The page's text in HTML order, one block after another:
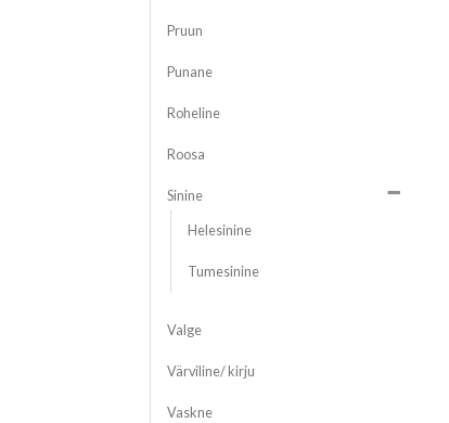
Pruun
Punane
Roheline
Roosa
Sinine
Helesinine
Tumesinine
Valge
Värviline/ kirju
Vaskne